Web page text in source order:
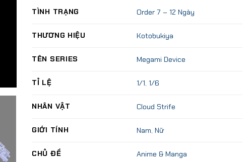
TÌNH TRẠNG Order 7 – 12 Ngày
THƯƠNG HIỆU Kotobukiya
TÊN SERIES Megami Device
TỈ LỆ 1/1, 1/6
NHÂN VẬT Cloud Strife
GIỚI TÍNH Nam,Nữ
CHỦ ĐỀ Anime & Manga